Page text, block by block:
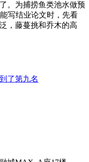
。为捕捞鱼类池水做预
写结业论文时，先看
，藤蔓挑和乔木的高
了第九名